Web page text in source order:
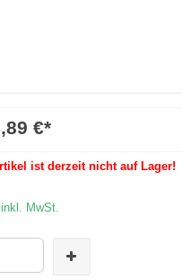
€*
ist derzeit nicht auf Lager!
MwSt.